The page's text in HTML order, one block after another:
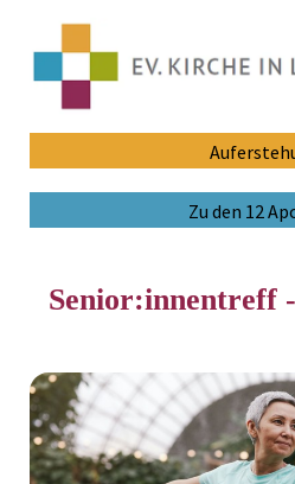
Zu den 12
Senior:innentreff